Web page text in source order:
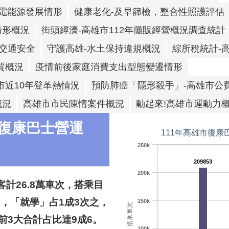
能源發展情形
健康老化-及早篩檢，整合性照護評估
概況
街頭經濟-高雄市112年攤販經營概況調查統計
通安全
守護高雄-水土保持違規概況
綜所稅統計-
概況
疫情前後家庭消費支出型態變遷情形
近10年登革熱情況
預防肺癌「隱形殺手」-高雄市公
高雄市市民陳情案件概況 動起來!高雄市運動力
康巴士營運
計26.8萬車次，搭乘目
「就學」占1成3次之，
3大合計占比達9成6。
搭乘車次
111年高雄市復康
209853
150k
200k
250k